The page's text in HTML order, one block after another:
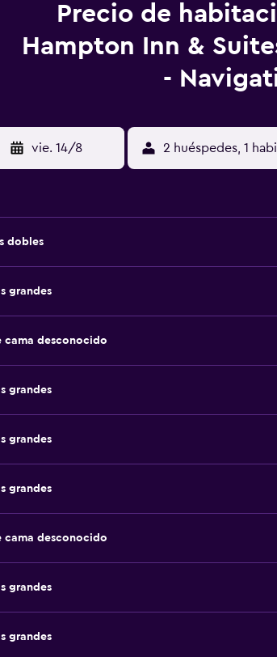
Precio de
Hampton Inn &
-
vie. 14/8 2 huéspedes, 1
dobles
grandes
cama desconocido
grandes
grandes
grandes
cama desconocido
grandes
grandes